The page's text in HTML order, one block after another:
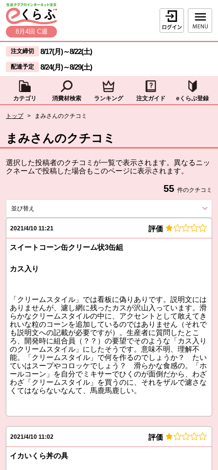
ページの先頭です。
本文へジャンプする。
8月4回 C週
ログイン
ここからサイト内共通メニューです。
サイト内共通メニューをスキップする
注文締切 8/17(月)～8/22(土)
配達予定 8/24(月)～8/29(土)
カテゴリ 消費材検索 ランキング 注文ガイド eくらぶ登録
トップ > まみさんのクチコミ
まみさんのクチコミ
選択した投稿者のクチコミが一覧で表示されます。異なるニッ
クネームで投稿した場合もこのページに表示されます。
55 件のクチコミ
並び替え
2021/4/10 11:21 評価
スイートコーン缶クリーム状3缶組
カス入り
「クリームスタイル」では看板に偽りありです。説明文には
ありませんが、濾し網に残ったカスが沢山入っています。滑
らかなクリームスタイルの中に、アクセントとして敢えてき
れいな粒のコーンを追加しているのではありません（それで
も説明文への記載が必要ですが）。生産者に質問したとこ
ろ、開発時に組合員（？？）の要望でそのような「カス入り
のクリームスタイル」にしたそうです。意味不明、理解不
能。「クリームスタイル」で何を作るのでしょうか？ たい
ていはスープやコロッケでしょう？ 滑らかな食感の。「ホ
ールコーン」を自分でミキサーでひくのが面倒だから、わざ
わざ「クリームスタイル」を買うのに、それをザルで濾さな
くてはならないなんて、馬鹿馬鹿しい。
2021/4/10 11:02 評価
イカいくら丼の具